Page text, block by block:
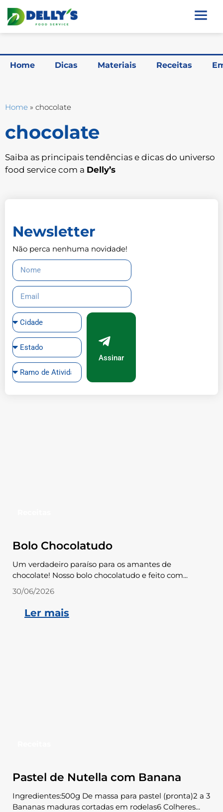
Home Dicas Materiais Receitas
Home » chocolate
chocolate
Saiba as principais tendências e dicas do universo
food service com a Delly’s
Newsletter
Não perca nenhuma novidade!
Assinar
Bolo Chocolatudo
Um verdadeiro paraíso para os amantes de
chocolate! Nosso bolo chocolatudo e feito com...
30/06/2026
Ler mais
Pastel de Nutella com Banana
Ingredientes:500g De massa para pastel (pronta)2 a 3
Bananas maduras cortadas em rodelas6 Colheres...